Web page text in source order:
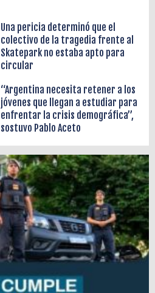
Una pericia determinó que el
colectivo de la tragedia frente al
Skatepark no estaba apto para
circular
“Argentina necesita retener a los
jóvenes que llegan a estudiar para
enfrentar la crisis demográfica”,
sostuvo Pablo Aceto